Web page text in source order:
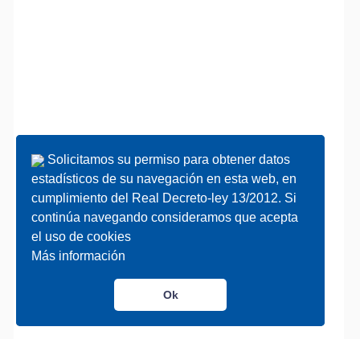
Solicitamos su permiso para obtener datos
estadísticos de su navegación en esta web, en
cumplimiento del Real Decreto-ley 13/2012. Si
continúa navegando consideramos que acepta
el uso de cookies
Más información
Ok
Solicitamos su permiso para obtener datos
estadísticos de su navegación en esta web, en
cumplimiento del Real Decreto-ley 13/2012. Si
continúa navegando consideramos que acepta
el uso de cookies
Más información
Ok